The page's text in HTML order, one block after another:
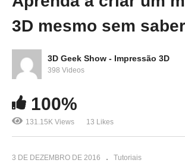
3D mesmo sem
3D Geek Show - Impressão 3D
398 Videos
100%
131.15K Views 13 Likes
3 DE DEZEMBRO DE 2016
Tutoriais